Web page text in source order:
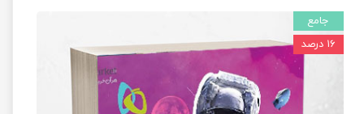
جامع
۱۶ درصد